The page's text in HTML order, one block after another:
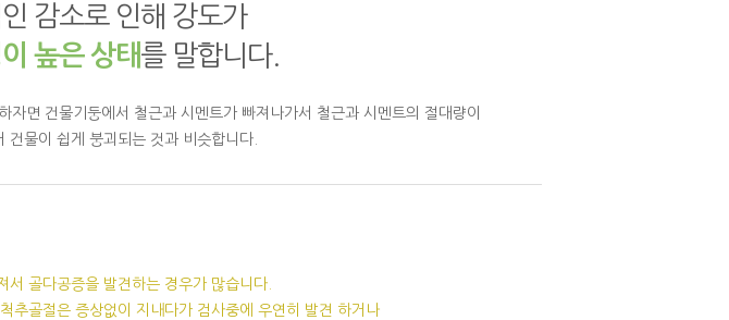
감소로 인해 강도가
높은 상태를 말합니다.
면 건물기둥에서 철근과 시멘트가 빠져나가서 철근과 시멘트의 절대량이
물이 쉽게 붕괴되는 것과 비슷합니다.
골다공증을 발견하는 경우가 많습니다.
추골절은 증상없이 지내다가 검사중에 우연히 발견 하거나